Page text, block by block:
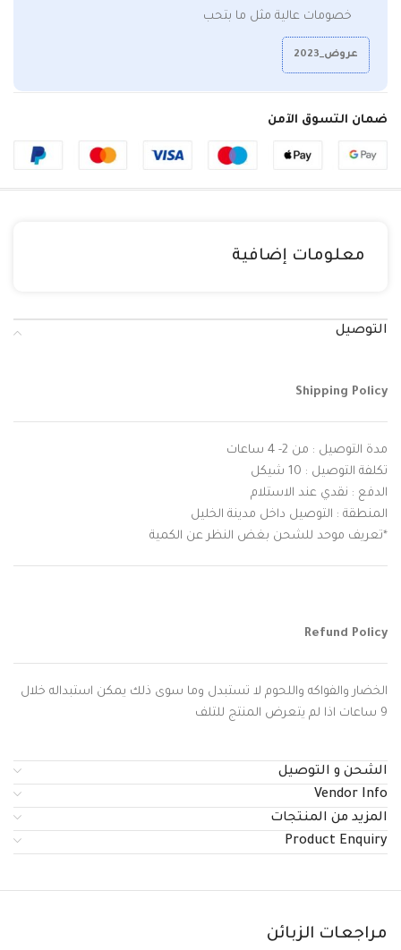
خصومات عالية مثل ما بتحب
عروض_2023
ضمان التسوق الآمن
معلومات إضافية
التوصيل
Shipping Policy
مدة التوصيل : من 2- 4 ساعات
تكلفة التوصيل : 10 شيكل
الدفع : نقدي عند الاستلام
المنطقة : التوصيل داخل مدينة الخليل
*تعريف موحد للشحن بغض النظر عن الكمية
Refund Policy
الخضار والفواكه واللحوم لا تستبدل وما سوى ذلك يمكن استبداله خلال
9 ساعات اذا لم يتعرض المنتج للتلف
الشحن و التوصيل
Vendor Info
المزيد من المنتجات
Product Enquiry
مراجعات الزبائن